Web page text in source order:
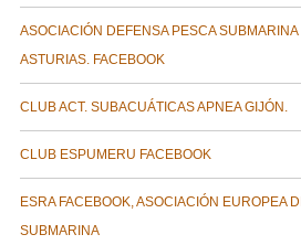
ASOCIACIÓN DEFENSA PESCA
ASTURIAS. FACEBOOK
CLUB ACT. SUBACUÁTICAS APNEA GIJÓN.
CLUB ESPUMERU FACEBOOK
ESRA FACEBOOK, ASOCIACIÓN EUROPEA
SUBMARINA